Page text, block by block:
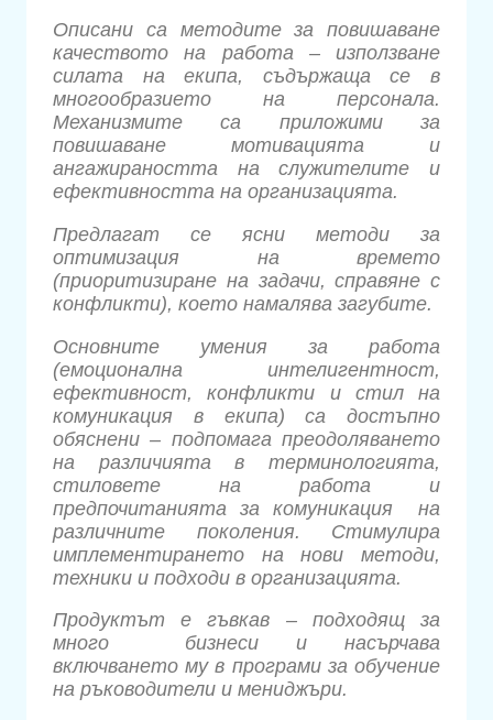
Описани са методите за повишаване
качеството на работа – използване
силата на екипа, съдържаща се в
многообразието на персонала.
Механизмите са приложими за
повишаване мотивацията и
ангажираността на служителите и
ефективността на организацията.
Предлагат се ясни методи за
оптимизация на времето
(приоритизиране на задачи, справяне с
конфликти), което намалява загубите.
Основните умения за работа
(емоционална интелигентност,
ефективност, конфликти и стил на
комуникация в екипа) са достъпно
обяснени – подпомага преодоляването
на различията в терминологията,
стиловете на работа и
предпочитанията за комуникация на
различните поколения. Стимулира
имплементирането на нови методи,
техники и подходи в организацията.
Продуктът е гъвкав – подходящ за
много бизнеси и насърчава
включването му в програми за обучение
на ръководители и мениджъри.